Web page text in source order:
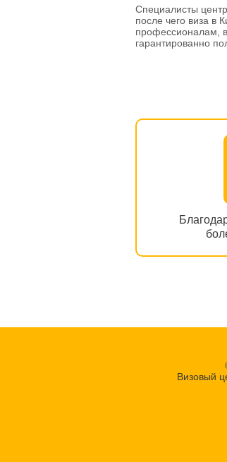
Специалисты
после чего виза в
профессионалам,
гарантированно
Визовый